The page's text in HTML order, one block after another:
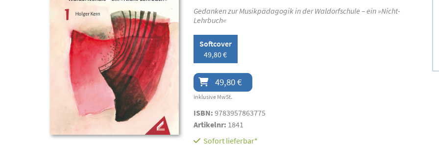
Gedanken zur Musikpädagogik in der Waldorfschule – ein »Nicht-
Lehrbuch«
Softcover
49,80 €
49,80 €
inklusive MwSt.
ISBN: 9783957863775
Artikelnr: 1841
Sofort lieferbar*